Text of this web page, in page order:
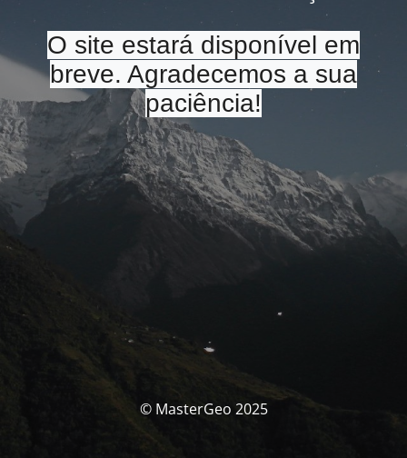
O site estará disponível em
breve. Agradecemos a sua
paciência!
© MasterGeo 2025